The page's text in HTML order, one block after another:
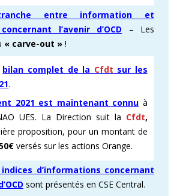
entre information et
l’avenir d’OCD – Les
« carve-out » !
bilan complet de la Cfdt sur les
.
2021 est maintenant connu à
UES. La Direction suit la Cfdt,
proposition, pour un montant de
versés sur les actions Orange.
d’informations concernant
sont présentés en CSE Central.